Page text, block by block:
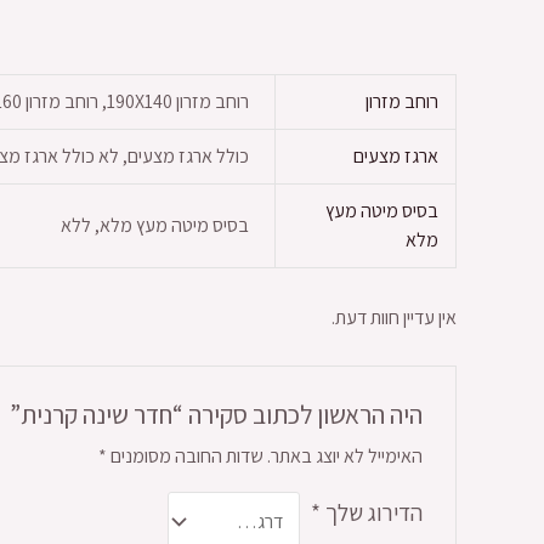
רוחב מזרון רוחב מזרון 190X140, רוחב מזרון 190X160, רוחב מזרון 190X180, רוחב מזרון 200X140, רוחב מזרון 200X160, רוחב מזרון 200X180
ארגז מצעים כולל ארגז מצעים, לא כולל ארגז
בסיס מיטה מעץ
מלא
בסיס מיטה מעץ מלא, ללא
אין עדיין חוות דעת.
היה הראשון לכתוב סקירה “חדר שינה קרנית”
האימייל לא יוצג באתר. שדות החובה מסומנים*
הדירוג שלך *